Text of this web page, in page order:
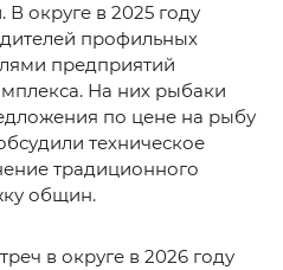
округе в 2025 году
профильных
предприятий
На них рыбаки
по цене на рыбу
техническое
традиционного
общин.
в округе в 2026 году